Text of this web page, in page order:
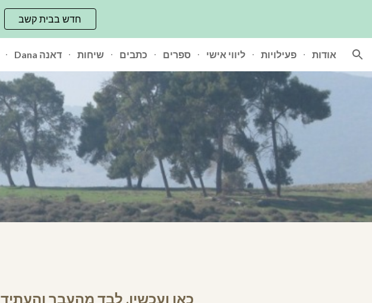
Skip to navigation
חדש בבית קשב
Dana דאנה שיחות כתבים ספרים ליווי אישי פעילויות אודות
כאן ועכשיו, לבד מהעבר והעתיד